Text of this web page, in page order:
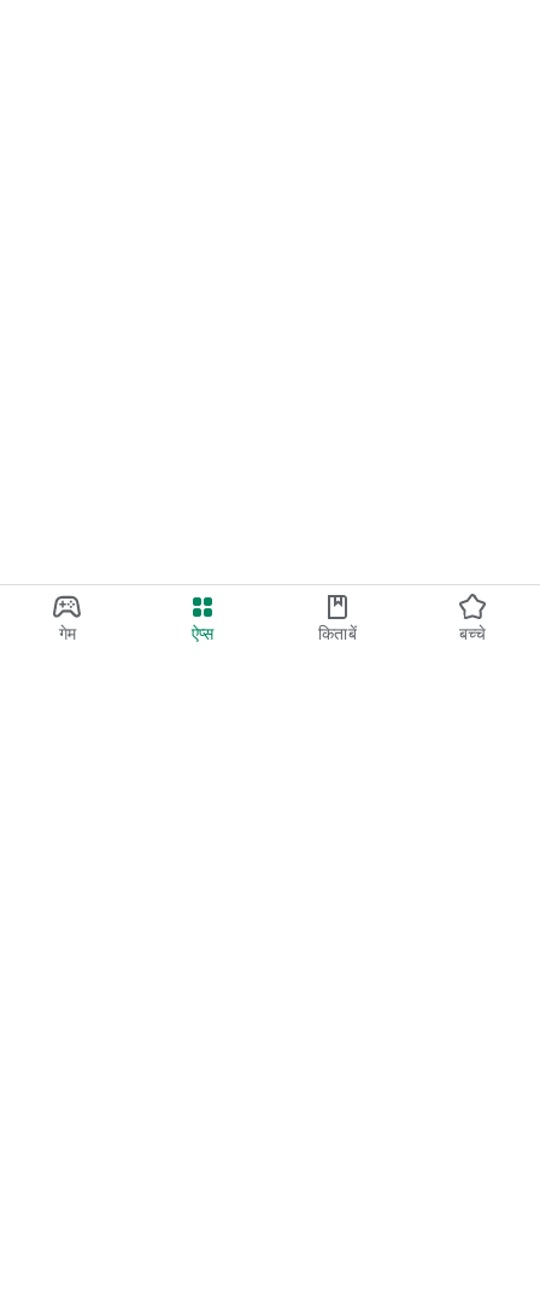
गेम ऐप्स किताबें बच्चे